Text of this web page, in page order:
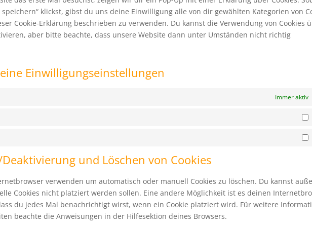
klickst, gibst du uns deine Einwilligung alle von dir gewählten Kategorien von
Cookie-Erklärung beschrieben zu verwenden. Du kannst die Verwendung von Cookies
aber bitte beachte, dass unsere Website dann unter Umständen nicht richtig
Einwilligungseinstellungen
Immer aktiv
und Löschen von Cookies
verwenden um automatisch oder manuell Cookies zu löschen. Du kannst
Cookies nicht platziert werden sollen. Eine andere Möglichkeit ist es deinen
du jedes Mal benachrichtigt wirst, wenn ein Cookie platziert wird. Für weitere
beachte die Anweisungen in der Hilfesektion deines Browsers.